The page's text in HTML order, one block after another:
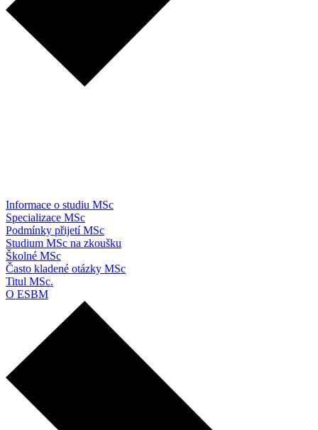
Informace o studiu MSc
Specializace MSc
Podmínky přijetí MSc
Studium MSc na zkoušku
Školné MSc
Často kladené otázky MSc
Titul MSc.
O ESBM